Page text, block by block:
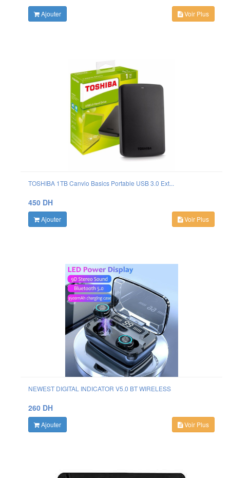
Ajouter Voir Plus
TOSHIBA 1TB Canvio Basics Portable USB 3.0 Ext...
450 DH
Ajouter Voir Plus
NEWEST DIGITAL INDICATOR V5.0 BT WIRELESS
260 DH
Ajouter Voir Plus